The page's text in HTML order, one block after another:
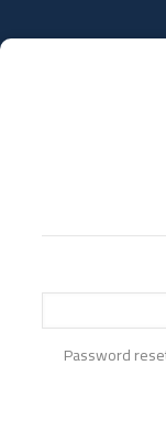
Password